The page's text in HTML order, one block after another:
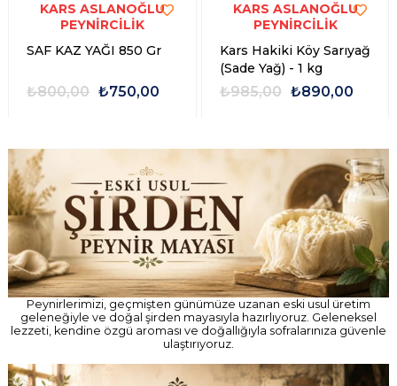
KARS ASLANOĞLU
PEYNİRCİLİK
SAF KAZ YAĞI 850 Gr
₺750,00
₺800,00
KARS ASLANOĞLU
PEYNİRCİLİK
Kars Hakiki Köy Sarıyağ
(Sade Yağ) - 1 kg
₺890,00
₺985,00
Peynirlerimizi, geçmişten günümüze uzanan eski usul üretim
geleneğiyle ve doğal şirden mayasıyla hazırlıyoruz. Geleneksel
lezzeti, kendine özgü aroması ve doğallığıyla sofralarınıza güvenle
ulaştırıyoruz.